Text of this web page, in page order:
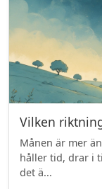
Vilken
Månen är mer
håller tid, drar i
det ä...